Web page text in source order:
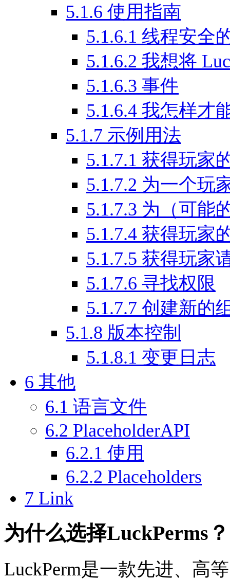
5.1.6 使用指南
5.1.6.1 线程安全
5.1.6.2 我想将
5.1.6.3 事件
5.1.6.4 我怎样才
5.1.7 示例用法
5.1.7.1 获得玩家
5.1.7.2 为一个玩
5.1.7.3 为（可能
5.1.7.4 获得玩家
5.1.7.5 获得玩家
5.1.7.6 寻找权限
5.1.7.7 创建新的
5.1.8 版本控制
5.1.8.1 变更日志
6 其他
6.1 语言文件
6.2 PlaceholderAPI
6.2.1 使用
6.2.2 Placeholders
7 Link
为什么选择LuckPerms？
LuckPerm是一款先进、高